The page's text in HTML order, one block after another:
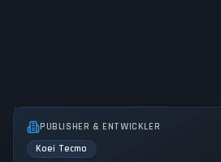
PUBLISHER & ENTWICKLER
Koei Tecmo